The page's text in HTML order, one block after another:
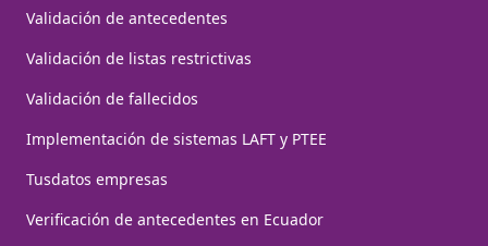
Validación de antecedentes
Validación de listas restrictivas
Validación de fallecidos
Implementación de sistemas LAFT y PTEE
Tusdatos empresas
Verificación de antecedentes en Ecuador